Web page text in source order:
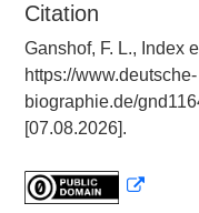
Citation
Ganshof, F. L., Index
https://www.deutsche-
biographie.de/
[07.08.2026].